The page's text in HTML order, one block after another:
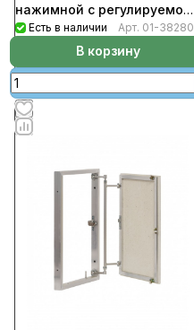
нажимной с регулируемой
петлей
Есть в наличии Арт. 01-38280
В корзину